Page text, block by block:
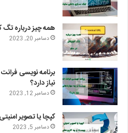
همه چیز درباره تگ
دسامبر 20, 2023
برنامه نویسی
نیاز دارد؟
دسامبر 12, 2023
کپچا یا تصویر
دسامبر 5, 2023